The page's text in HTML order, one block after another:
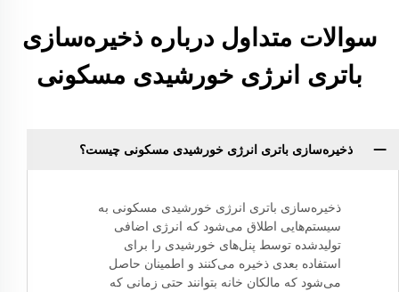
سوالات متداول درباره ذخیره‌سازی
باتری انرژی خورشیدی مسکونی
ذخیره‌سازی باتری انرژی خورشیدی مسکونی چیست؟
ذخیره‌سازی باتری انرژی خورشیدی مسکونی به
سیستم‌هایی اطلاق می‌شود که انرژی اضافی
تولیدشده توسط پنل‌های خورشیدی را برای
استفاده بعدی ذخیره می‌کنند و اطمینان حاصل
می‌شود که مالکان خانه بتوانند حتی زمانی که